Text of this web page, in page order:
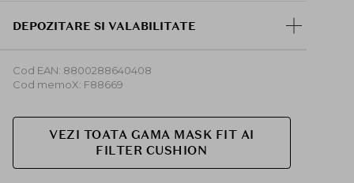
Controleaza luciul fara sa lase o senzatie
Testat dermatologic.
si aplicati in strat subtire si uniform pe piele prin
tapotari delicate. Folositi paleta de blending din
interiorul produsului pentru a reduce cantitatea
de fond de ten de pe buretel, pentru o aplicare si
DEPOZITARE SI VALABILITATE
Cod EAN: 8800288640408
Cod memoX: F88669
VEZI TOATA GAMA MASK FIT AI
FILTER CUSHION